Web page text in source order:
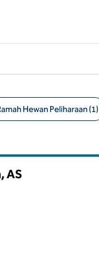
Hewan Peliharaan (1)
AS